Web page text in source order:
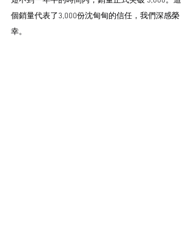
個銷量代表了3,000份沈甸甸的信任，我們深感榮
幸。